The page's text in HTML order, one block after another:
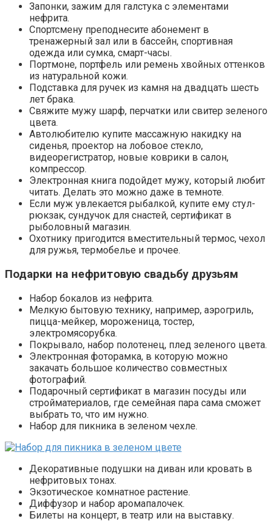
Запонки, зажим для галстука с элементами
нефрита.
Спортсмену преподнесите абонемент в
тренажерный зал или в бассейн, спортивная
одежда или сумка, смарт-часы.
Портмоне, портфель или ремень хвойных оттенков
из натуральной кожи.
Подставка для ручек из камня на двадцать шесть
лет брака.
Свяжите мужу шарф, перчатки или свитер зеленого
цвета.
Автолюбителю купите массажную накидку на
сиденья, проектор на лобовое стекло,
видеорегистратор, новые коврики в салон,
компрессор.
Электронная книга подойдет мужу, который любит
читать. Делать это можно даже в темноте.
Если муж увлекается рыбалкой, купите ему стул-
рюкзак, сундучок для снастей, сертификат в
рыболовный магазин.
Охотнику пригодится вместительный термос, чехол
для ружья, термобелье и прочее.
Подарки на нефритовую свадьбу друзьям
Набор бокалов из нефрита.
Мелкую бытовую технику, например, аэрогриль,
пицца-мейкер, мороженица, тостер,
электромясорубка.
Покрывало, набор полотенец, плед зеленого цвета.
Электронная фоторамка, в которую можно
закачать большое количество совместных
фотографий.
Подарочный сертификат в магазин посуды или
стройматериалов, где семейная пара сама сможет
выбрать то, что им нужно.
Набор для пикника в зеленом чехле.
Декоративные подушки на диван или кровать в
нефритовых тонах.
Экзотическое комнатное растение.
Диффузор и набор аромапалочек.
Билеты на концерт, в театр или на выставку.